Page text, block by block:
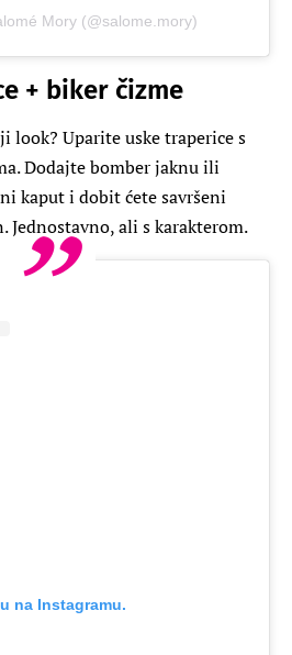
Mory (@salome.mory)
+ biker čizme
Uparite uske traperice s
Dodajte bomber jaknu ili
kaput i dobit ćete savršeni
Jednostavno, ali s karakterom.
na Instagramu.